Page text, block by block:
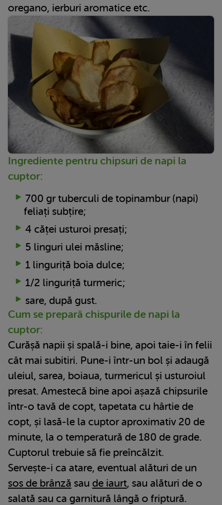
oregano, ierburi aromatice etc.
Ingrediente pentru chipsuri de napi la
cuptor:
700 gr tuberculi de topinambur (napi)
feliați subțire;
4 căței usturoi presați;
5 linguri ulei măsline;
1 linguriță boia dulce;
1/2 linguriță turmeric;
sare, după gust.
Cum se prepară chispurile de napi la
cuptor:
Curășă napii și spală-i bine, apoi taie-i în felii
cât mai subitiri. Pune-i într-un bol și adaugă
uleiul, sarea, boiaua, turmericul și usturoiul
presat. Amestecă bine apoi așază chipsurile
într-o tavă de copt, tapetata cu hârtie de
copt, și lasă-le la cuptor aproximativ 20 de
minute, la o temperatură de 180 de grade.
Cuptorul trebuie să fie preîncălzit.
Servește-i ca atare, eventual alături de un
sos de brânză sau de iaurt, sau alături de o
salată sau ca garnitură lângă o friptură.